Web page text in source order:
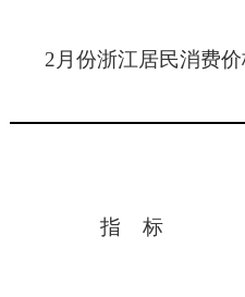
2 月份浙江居民消费
指 标